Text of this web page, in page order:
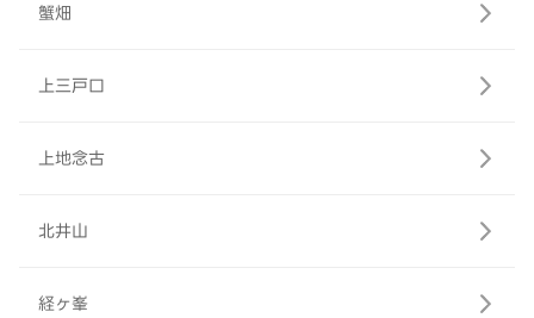
蟹畑
上三戸口
上地念古
北井山
経ヶ峯